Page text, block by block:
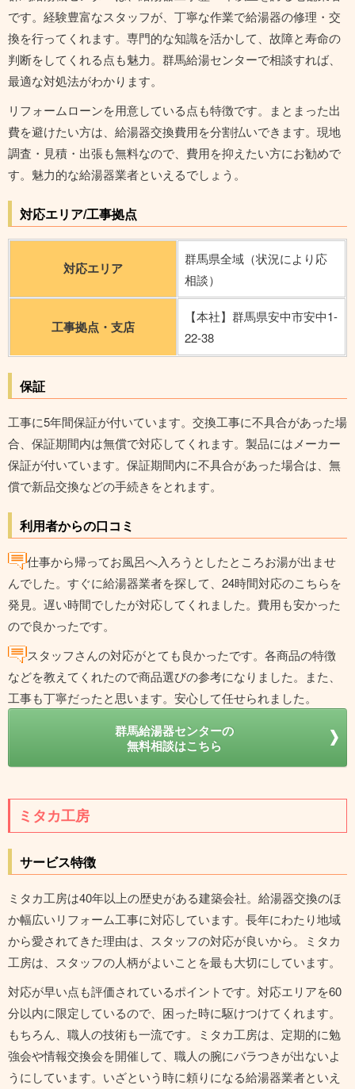
です。経験豊富なスタッフが、丁寧な作業で給湯器の修理・交
換を行ってくれます。専門的な知識を活かして、故障と寿命の
判断をしてくれる点も魅力。群馬給湯センターで相談すれば、
最適な対処法がわかります。
リフォームローンを用意している点も特徴です。まとまった出
費を避けたい方は、給湯器交換費用を分割払いできます。現地
調査・見積・出張も無料なので、費用を抑えたい方にお勧めで
す。魅力的な給湯器業者といえるでしょう。
対応エリア/工事拠点
対応エリア
群馬県全域（状況により応
相談）
工事拠点・支店
【本社】群馬県安中市安中1-
22-38
保証
工事に5年間保証が付いています。交換工事に不具合があった場
合、保証期間内は無償で対応してくれます。製品にはメーカー
保証が付いています。保証期間内に不具合があった場合は、無
償で新品交換などの手続きをとれます。
利用者からの口コミ
仕事から帰ってお風呂へ入ろうとしたところお湯が出ませ
んでした。すぐに給湯器業者を探して、24時間対応のこちらを
発見。遅い時間でしたが対応してくれました。費用も安かった
ので良かったです。
スタッフさんの対応がとても良かったです。各商品の特徴
などを教えてくれたので商品選びの参考になりました。また、
工事も丁寧だったと思います。安心して任せられました。
群馬給湯器センターの
無料相談はこちら
ミタカ工房
サービス特徴
ミタカ工房は40年以上の歴史がある建築会社。給湯器交換のほ
か幅広いリフォーム工事に対応しています。長年にわたり地域
から愛されてきた理由は、スタッフの対応が良いから。ミタカ
工房は、スタッフの人柄がよいことを最も大切にしています。
対応が早い点も評価されているポイントです。対応エリアを60
分以内に限定しているので、困った時に駆けつけてくれます。
もちろん、職人の技術も一流です。ミタカ工房は、定期的に勉
強会や情報交換会を開催して、職人の腕にバラつきが出ないよ
うにしています。いざという時に頼りになる給湯器業者といえ